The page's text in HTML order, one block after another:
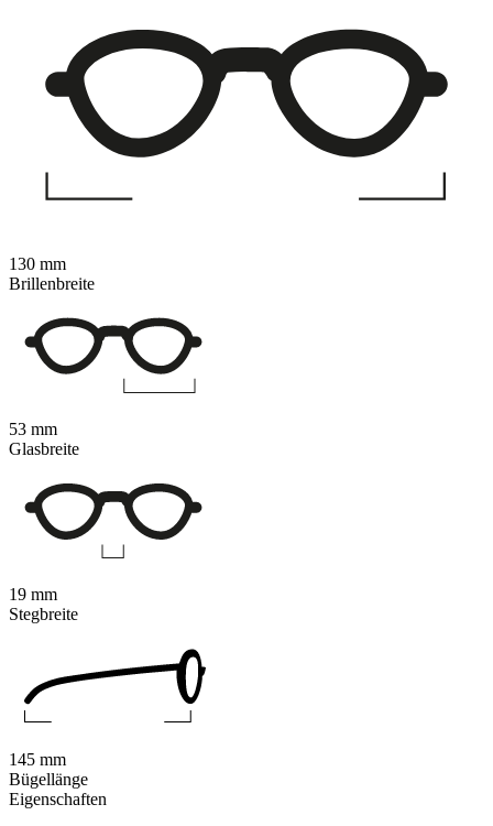
Eigenschaften
130 mm
Brillenbreite
53 mm
Glasbreite
19 mm
Stegbreite
145 mm
Bügellänge